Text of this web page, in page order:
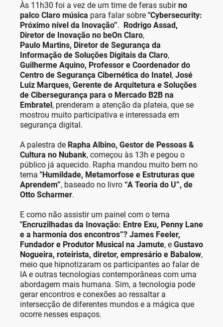
Às 11h30 foi a vez de um time de feras subirno
palco Claro música para falar sobre "Cybersecurity:
Próximo nível da Inovação”. Rodrigo Assad,
Diretor de Inovação no beOn Claro,
Paulo Martins, Diretor de Segurança da
Informação de Soluções Digitais da Claro,
Guilherme Aquino, Professor e Coordenador do
Centro de Segurança Cibernética do Inatel, José
Luiz Marques, Gerente de Arquitetura e Soluções
de Cibersegurança para o Mercado B2B na
Embratel, prenderam a atenção da plateia, que se
mostrou muito participativa e interessada em
segurança digital.
A palestra de Rapha Albino, Gestor de Pessoas &
Cultura no Nubank, começou às 13h e pegou o
público já aquecido. Rapha mandou muito bem no
tema "Humildade, Metamorfose e Estruturas que
Aprendem”, baseado no livro “A Teoria do U”, de
Otto Scharmer.
E como não assistir um painel com o tema
"Encruzilhadas da Inovação: Entre Exu, Penny Lane
e a harmonia dos encontros”? James Feeler,
Fundador e Produtor Musical na Jamute, e Gustavo
Nogueira, roteirista, diretor, empresário e Babalow,
meio que hipnotizaram os participantes ao falar de
IA e outras tecnologias contemporâneas com uma
abordagem mais humana. Sim, a tecnologia pode
gerar encontros e conexões ao ressaltar a
intersecção de diferentes mundos e a mágica que
ocorre nesses espaços.